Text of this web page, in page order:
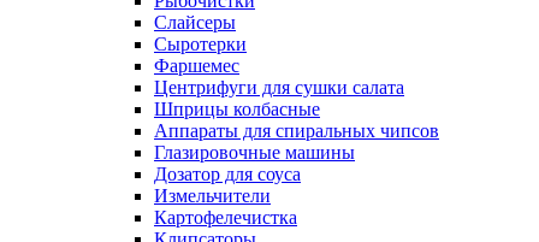
Слайсеры
Сыротерки
Фаршемес
Центрифуги для сушки салата
Шприцы колбасные
Аппараты для спиральных чипсов
Глазировочные машины
Дозатор для соуса
Измельчители
Картофелечистка